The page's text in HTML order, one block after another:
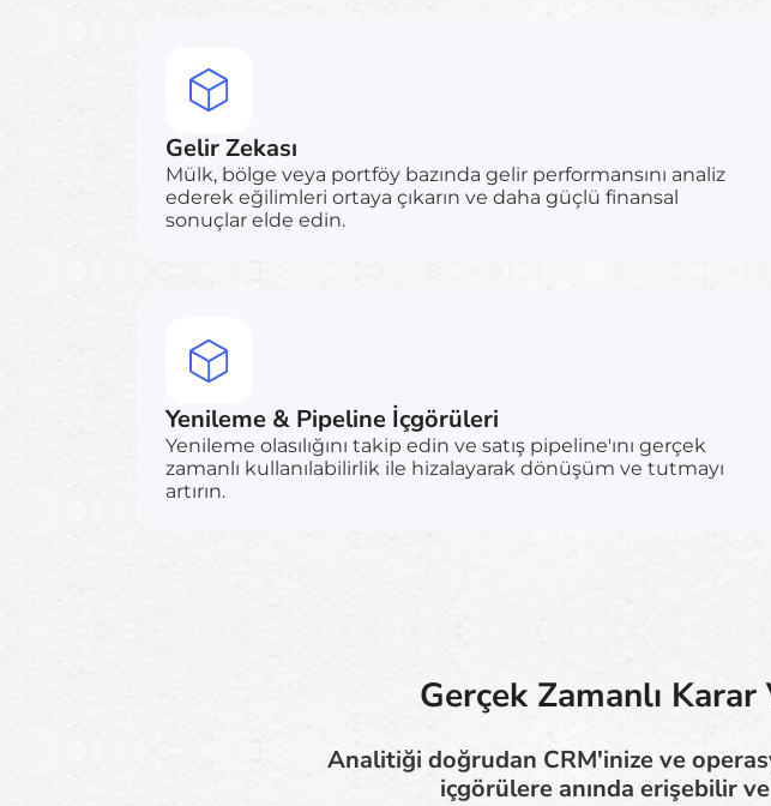
Gelir Zekası
Mülk, bölge veya portföy bazında gelir performansını analiz
ederek eğilimleri ortaya çıkarın ve daha güçlü finansal
sonuçlar elde edin.
Yenileme & Pipeline İçgörüleri
Yenileme olasılığını takip edin ve satış pipeline'ını gerçek
zamanlı kullanılabilirlik ile hizalayarak dönüşüm ve tutmayı
artırın.
Gerçek Zamanlı
Analitiği doğrudan CRM'inize ve
içgörülere anında erişebilir